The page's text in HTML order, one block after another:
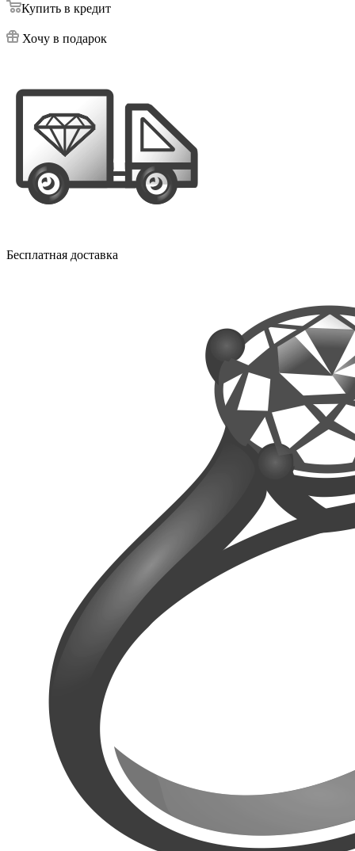
Купить в кредит
Хочу в подарок
Бесплатная доставка